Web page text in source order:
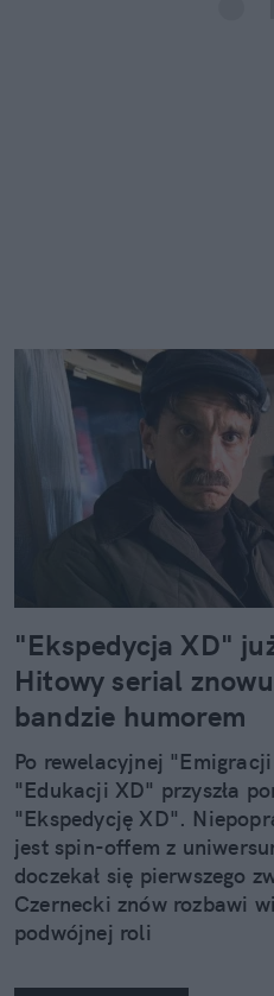
"Ekspedycja XD"
Hitowy serial
bandzie humorem
Po rewelacyjnej
"Edukacji XD" przyszła
"Ekspedycję XD".
jest spin-offem z
doczekał się pierwszego
Czernecki znów rozbawi
podwójnej roli